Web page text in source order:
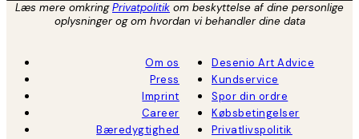
Læs mere omkringPrivatpolitik om beskyttelse af dine personlige
oplysninger og om hvordan vi behandler dine data
Om os
Press
Imprint
Career
Bæredygtighed
Desenio Art Advice
Kundservice
Spor din ordre
Købsbetingelser
Privatlivspolitik